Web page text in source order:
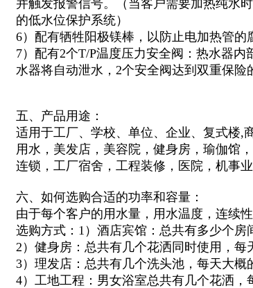
并触发报警信号。（当客户需要加热纯水
的低水位保护系统）
6）配有牺牲阳极镁棒，以防止电加热管的
7）配有2个T/P温度压力安全阀：热水器
水器将自动泄水，2个安全阀达到双重保险
五、产品用途：
适用于工厂、学校、单位、企业、 复式楼,
用水，美发店，美容院，健身房， 瑜伽馆，
连锁，工厂宿舍，工程装修，医院，机事
六、如何选购合适的功率和容量：
由于每个客户的用水量，用水温度，连续
选购方式：1）酒店宾馆：总共有多少个房
2）健身房：总共有几个花洒同时使用，每
3）理发店：总共有几个洗头池，每天大概
4）工地工程：男女浴室总共有几个花洒，